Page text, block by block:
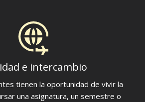
e intercambio
tienen la oportunidad de vivir la
una asignatura, un semestre o